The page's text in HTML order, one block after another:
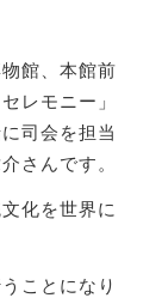
館、 本館前
レモニー」
司会を担当
さんです。
化を世界に
ことになり